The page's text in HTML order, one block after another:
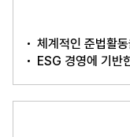
체계적인 준법활
ESG 경영에 기반